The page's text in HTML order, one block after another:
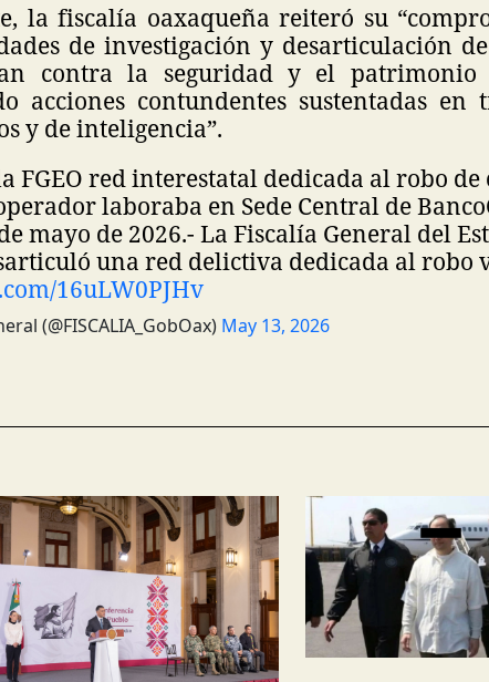
la fiscalía oaxaqueña reiteró su
de investigación y desarticulación
contra la seguridad y el patrimonio
acciones contundentes sustentadas en
y de inteligencia”.
FGEO red interestatal dedicada al robo
laboraba en Sede Central de Banco
mayo de 2026.- La Fiscalía General del
una red delictiva dedicada al robo
16uLW0PJHv
(@FISCALIA_GobOax) May 13, 2026